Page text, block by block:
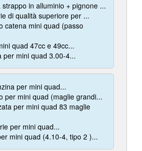
in alluminio + pignone ...
di qualità superiore per ...
catena mini quad (passo
quad 47cc e 49cc...
per mini quad 3.00-4...
per mini quad...
per mini quad (maglie grandi...
per mini quad 83 maglie
per mini quad...
mini quad (4.10-4, tipo 2 )...